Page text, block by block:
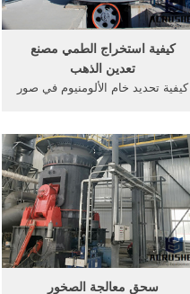
كيفية استخراج الطمي مصنع
تعدين الذهب
كيفية تحديد خام الألومنيوم في صور
فصل خام من الصخور تعدين خام
النحاس في, فيسودانكيفية معالجة.
【Live Chat】 ورقة تدفق مصنع
لتجهيز الذهب
سحق معالجة الصخور